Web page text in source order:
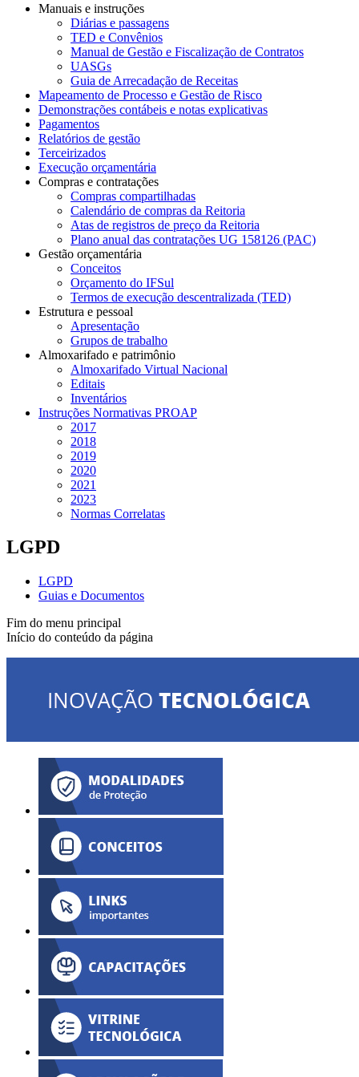
Manuais e instruções
Diárias e passagens
TED e Convênios
Manual de Gestão e Fiscalização de Contratos
UASGs
Guia de Arrecadação de Receitas
Mapeamento de Processo e Gestão de Risco
Demonstrações contábeis e notas explicativas
Pagamentos
Relatórios de gestão
Terceirizados
Execução orçamentária
Compras e contratações
Compras compartilhadas
Calendário de compras da Reitoria
Atas de registros de preço da Reitoria
Plano anual das contratações UG 158126 (PAC)
Gestão orçamentária
Conceitos
Orçamento do IFSul
Termos de execução descentralizada (TED)
Estrutura e pessoal
Apresentação
Grupos de trabalho
Almoxarifado e patrimônio
Almoxarifado Virtual Nacional
Editais
Inventários
Instruções Normativas PROAP
2017
2018
2019
2020
2021
2023
Normas Correlatas
LGPD
LGPD
Guias e Documentos
Fim do menu principal
Início do conteúdo da página